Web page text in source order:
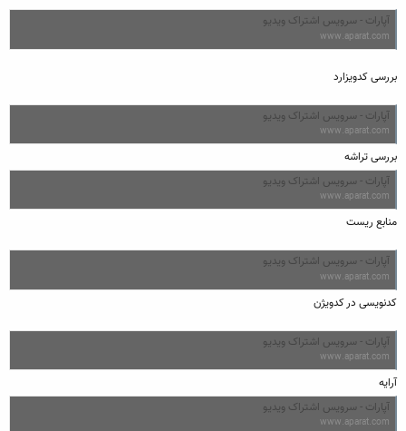
آپارات - سرویس اشتراک ویدیو
www.aparat.com
بررسی کدویزارد
آپارات - سرویس اشتراک ویدیو
www.aparat.com
بررسی تراشه
آپارات - سرویس اشتراک ویدیو
www.aparat.com
منابع ریست
آپارات - سرویس اشتراک ویدیو
www.aparat.com
کدنویسی در کدویژن
آپارات - سرویس اشتراک ویدیو
www.aparat.com
آرایه
آپارات - سرویس اشتراک ویدیو
www.aparat.com